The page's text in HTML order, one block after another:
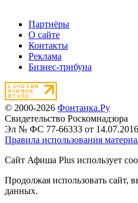
Партнёры
О сайте
Контакты
Реклама
Бизнес-трибуна
© 2000-2026 Фонтанка.Ру
Свидетельство Роскомнадзора
Эл № ФС 77-66333 от 14.07.2016
Правила использования
Сайт Афиша Plus использует
Продолжая использовать сайт,
данных.